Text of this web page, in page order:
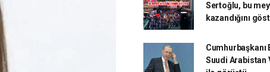
Sertoğlu, bu
kazandığını
Cumhurbaşkanı
Suudi Arabistan